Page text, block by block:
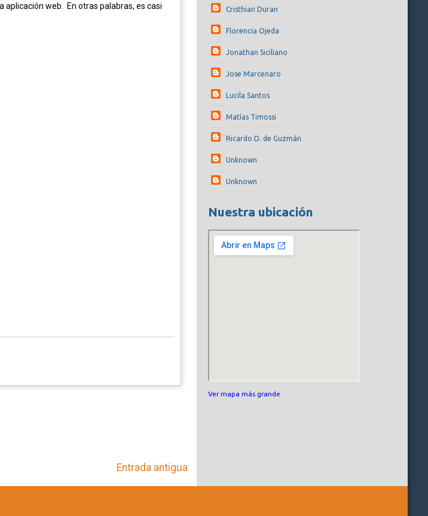
web. En otras palabras, es casi
Entrada antigua
Cristhian Duran
Florencia Ojeda
Jonathan Siciliano
Jose Marcenaro
Lucila Santos
Matías Timossi
Ricardo D. de Guzmán
Unknown
Unknown
Nuestra ubicación
Ver mapa más grande